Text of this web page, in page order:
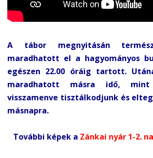
A tábor megnyitásán
maradhatott el a hagyományos
egészen 22.00 óráig tartott.
maradhatott másra idő,
visszamenve tisztálkodjunk és
másnapra.
További képek a Zánkai nyár 1-2.